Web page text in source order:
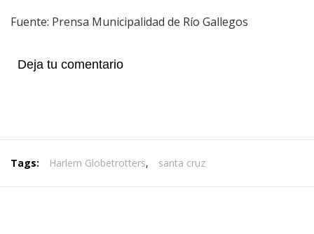
Fuente: Prensa Municipalidad de Río Gallegos
Deja tu comentario
Tags: Harlem Globetrotters, santa cruz